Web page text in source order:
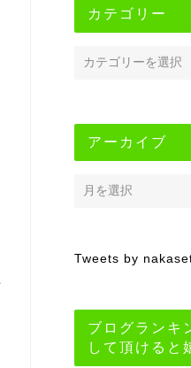
カテゴリー
アーカイブ
Tweets by
ブログランキ
して頂けると